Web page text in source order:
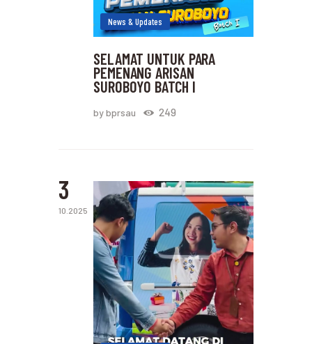
News & Updates
SELAMAT UNTUK PARA
PEMENANG ARISAN
SUROBOYO BATCH I
by bprsau 249
3
10.2025